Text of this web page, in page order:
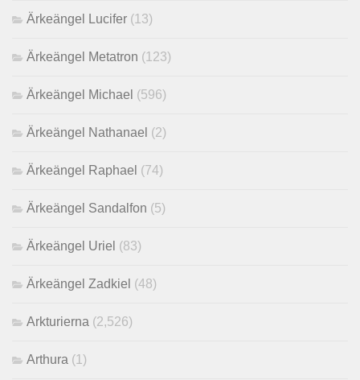
Ärkeängel Lucifer (13)
Ärkeängel Metatron (123)
Ärkeängel Michael (596)
Ärkeängel Nathanael (2)
Ärkeängel Raphael (74)
Ärkeängel Sandalfon (5)
Ärkeängel Uriel (83)
Ärkeängel Zadkiel (48)
Arkturierna (2,526)
Arthura (1)